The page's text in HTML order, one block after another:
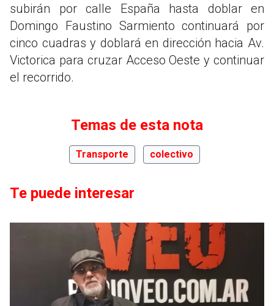
subirán por calle España hasta doblar en
Domingo Faustino Sarmiento continuará por
cinco cuadras y doblará en dirección hacia Av.
Victorica para cruzar Acceso Oeste y continuar
el recorrido.
Temas de esta nota
Transporte colectivo
Te puede interesar